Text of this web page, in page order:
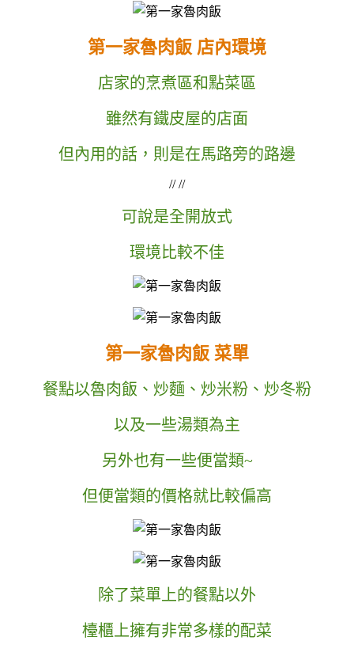
第一家魯肉飯 店內環境
店家的烹煮區和點菜區
雖然有鐵皮屋的店面
但內用的話，則是在馬路旁的路邊
// //
可說是全開放式
環境比較不佳
第一家魯肉飯 菜單
餐點以魯肉飯、炒麵、炒米粉、炒冬粉
以及一些湯類為主
另外也有一些便當類~
但便當類的價格就比較偏高
除了菜單上的餐點以外
檯櫃上擁有非常多樣的配菜